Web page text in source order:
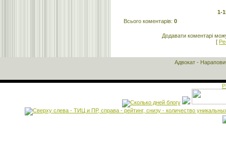
1-
Всього коментарів: 0
Додавати коментарі
[
Адвокат -